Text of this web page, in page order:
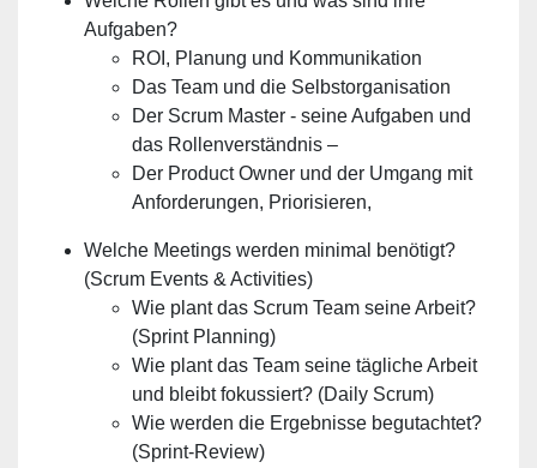
Aufgaben?
ROI, Planung und Kommunikation
Das Team und die Selbstorganisation
Der Scrum Master - seine Aufgaben und
das Rollenverständnis –
Der Product Owner und der Umgang mit
Anforderungen, Priorisieren,
Welche Meetings werden minimal benötigt?
(Scrum Events & Activities)
Wie plant das Scrum Team seine Arbeit?
(Sprint Planning)
Wie plant das Team seine tägliche Arbeit
und bleibt fokussiert? (Daily Scrum)
Wie werden die Ergebnisse begutachtet?
(Sprint-Review)